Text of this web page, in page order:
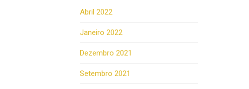
Abril 2022
Janeiro 2022
Dezembro 2021
Setembro 2021